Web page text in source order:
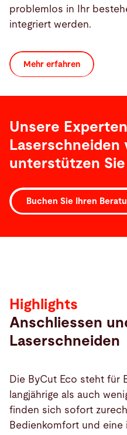
problemlos in Ihr
integriert werden.
Mehr erfahren
Unsere
Laserschneiden
unterstützen Sie
Buchen Sie Ihren
Highlights
Anschliessen
Laserschneiden
Die ByCut Eco steht für
langjährige als auch
finden sich sofort
Bedienkomfort und eine